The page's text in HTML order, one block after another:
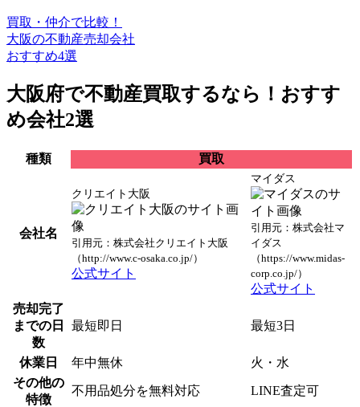
買取・仲介で比較！
大阪の不動産売却会社
おすすめ4選
大阪府で不動産買取するなら！おすす
め会社2選
種類 買取
会社名
クリエイト大阪
引用元：株式会社クリエイト大阪
（http://www.c-osaka.co.jp/）
公式サイト
マイダス
引用元：株式会社マ
イダス
（https://www.midas-
corp.co.jp/）
公式サイト
売却完了
までの日
数
最短即日 最短3日
休業日 年中無休
火・水
その他の
特徴
不用品処分を無料対応 LINE査定可